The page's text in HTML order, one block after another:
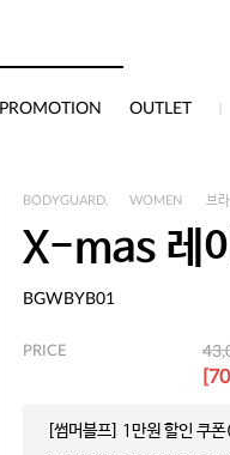
PROMOTION OUTLET
BODYGUARD. WOMEN 브라
X-mas 레
BGWBYB01
PRICE
[썸머블프] 1만원 할인 쿠